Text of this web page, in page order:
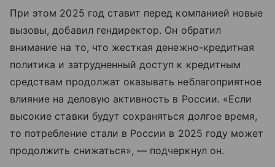
При этом 2025 год ставит перед компанией новые
вызовы, добавил гендиректор. Он обратил
внимание на то, что жесткая денежно-кредитная
политика и затрудненный доступ к кредитным
средствам продолжат оказывать неблагоприятное
влияние на деловую активность в России. «Если
высокие ставки будут сохраняться долгое время,
то потребление стали в России в 2025 году может
продолжить снижаться», — подчеркнул он.